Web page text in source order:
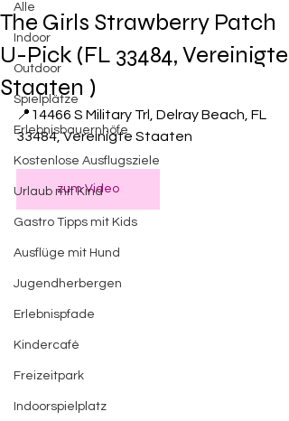
Alle
Indoor
Outdoor
Spielplätze
Erlebnisbauernhöfe
Kostenlose Ausflugsziele
Urlaub mit Kind
Gastro Tipps mit Kids
Ausflüge mit Hund
Jugendherbergen
Erlebnispfade
Kindercafé
Freizeitpark
Indoorspielplatz
The Girls Strawberry Patch
U-Pick (FL 33484, Vereinigte
Staaten )
📍14466 S Military Trl, Delray Beach, FL
33484, Vereinigte Staaten
zum Video